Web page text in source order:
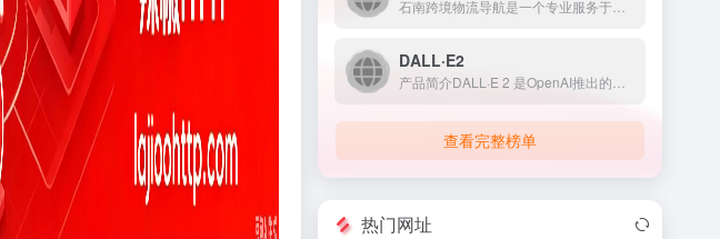
DALL·E2
查看完整榜单
热门网址